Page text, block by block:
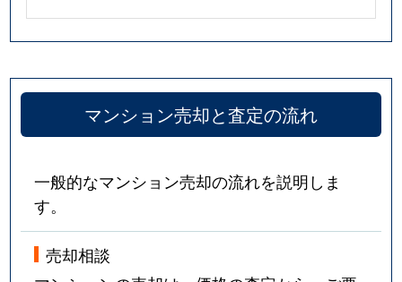
マンション売却と査定の流れ
一般的なマンション売却の流れを説明しま
す。
売却相談